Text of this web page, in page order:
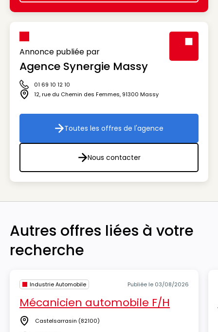
Annonce publiée par
Agence Synergie Massy
Icône téléphone
01 69 10 12 10
Icône adresse
12, rue du Chemin des Femmes, 91300 Massy
Toutes les offres de l'agence
Toutes les offres de l'agence
Nous contacter
Nous contacter
Autres offres liées à votre
recherche
Industrie Automobile Publiée le 03/08/2026
Mécanicien automobile F/H
Lieu Castelsarrasin (82100)